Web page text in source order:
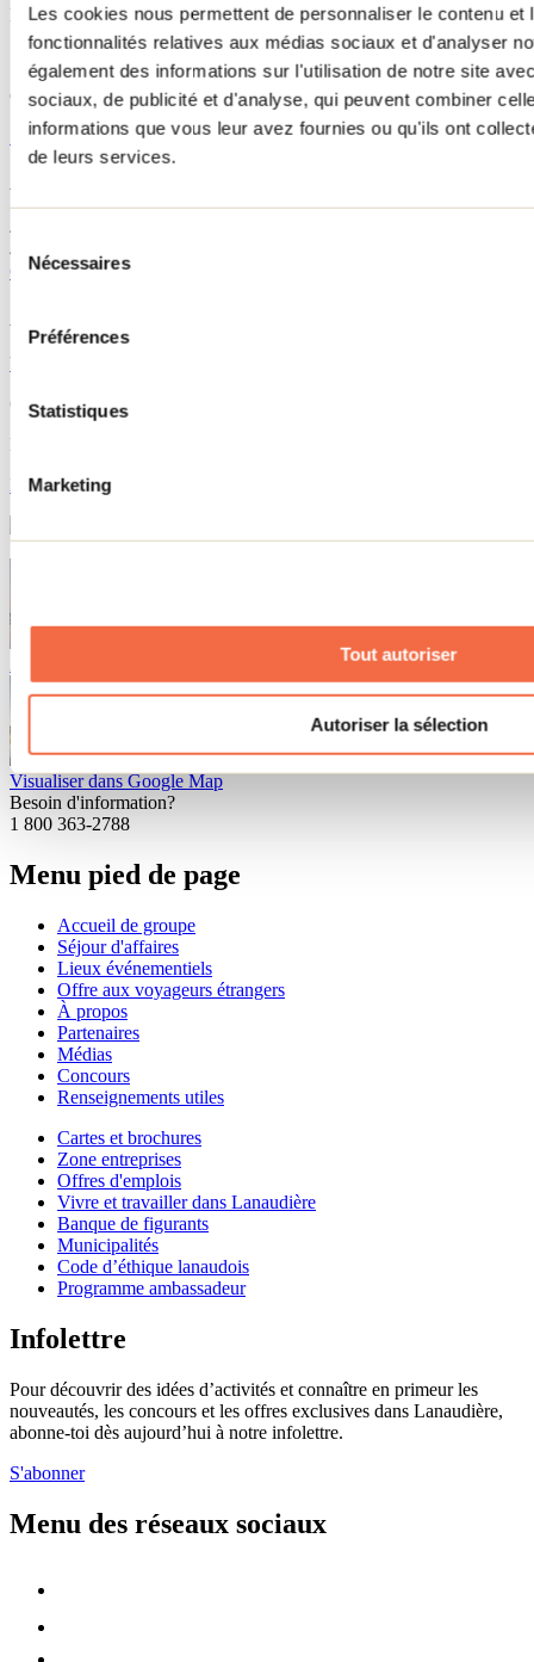
Les cookies nous permettent de personnaliser le contenu
fonctionnalités relatives aux médias sociaux et d'analyser
également des informations sur l'utilisation de notre site
sociaux, de publicité et d'analyse, qui peuvent combiner
informations que vous leur avez fournies ou qu'ils ont
de leurs services.
Sélection
du Nécessaires
Préférences
Statistiques
Marketing
Tout autoriser
Autoriser la sélection
Non
Services
Camping, Refuge, Aire de pique-nique
Site internet
Accès au sentier
4031, chemin Brassard Sud (route 131), Saint-Zénon
46.4671, -73.7200
Google Maps
Voir la carte
Cet attrait fait partie de
Parc régional des Sept-Chutes
En savoir plus
Sentier du Mont-Brassard Visualiser dans Google Map
Pourvoirie au Pays de Réal Massé inc.
Zénon
Visualiser dans Google Map
Pourvoirie St-Zénon inc. Saint-Zénon Pourvoirie
Visualiser dans Google Map
Besoin d'information?
1 800 363-2788
Menu pied de page
Accueil de groupe
Séjour d'affaires
Lieux événementiels
Offre aux voyageurs étrangers
À propos
Partenaires
Médias
Concours
Renseignements utiles
Cartes et brochures
Zone entreprises
Offres d'emplois
Vivre et travailler dans Lanaudière
Banque de figurants
Municipalités
Code d’éthique lanaudois
Programme ambassadeur
Infolettre
Pour découvrir des idées d’activités et connaître en primeur les
nouveautés, les concours et les offres exclusives dans Lanaudière,
abonne-toi dès aujourd’hui à notre infolettre.
S'abonner
Menu des réseaux sociaux